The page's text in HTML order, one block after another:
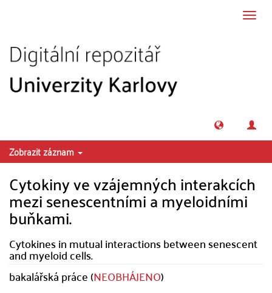
Zobrazit záznam
Cytokiny ve vzájemných interakcích
mezi senescentními a myeloidními
buňkami.
Cytokines in mutual interactions between senescent
and myeloid cells.
bakalářská práce (NEOBHÁJENO)